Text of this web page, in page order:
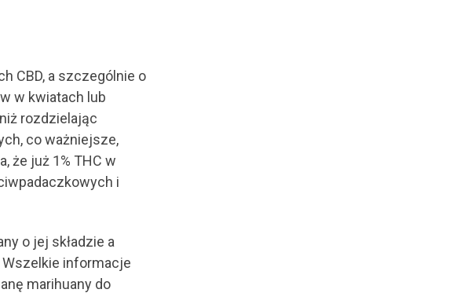
CBD, a szczególnie o
w kwiatach lub
rozdzielając
co ważniejsze,
że już 1% THC w
i
o jej składzie a
informacje
marihuany do